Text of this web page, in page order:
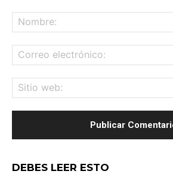
DEBES LEER ESTO